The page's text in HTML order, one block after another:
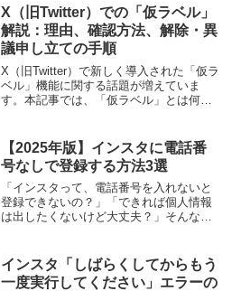
不正アクセスされた可能性を懸念する声
も上がっています。し...
X（旧Twitter）での「仮ラベル」
解説：理由、確認方法、解除・異
議申し立ての手順
X（旧Twitter）で新しく導入された「仮ラ
ベル」機能に関する話題が増えていま
す。本記事では、「仮ラベル」とは何
ます。本文で扱うテーマは以下の通りで
す。 Xにおける「...
【2025年版】インスタに電話番
号なしで登録する方法3選
「インスタって、電話番号を入れないと
登録できないの？」「できれば個人情報
は出したくないけど大丈夫？」そんな疑
グラム）を電話番号なしで登録する方法
と注意点を、20...
インスタ「しばらくしてからもう
一度実行してください」エラーの